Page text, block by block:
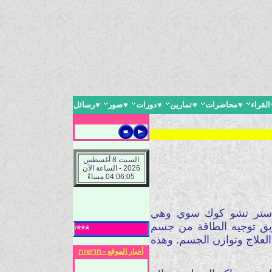
القراء ♥محاضرات ♥تمارين ♥دورات ♥صور ♥رسائل
تشو كوك سوي وهي
توجيه الطاقة من جسم
وتوازن الجسم. وهذه
السبت 8 أغسطس
2026 - الساعة الآن
04:06:06 مساءً
***** ادارة الموقع
أخبار الموقع - חדשות